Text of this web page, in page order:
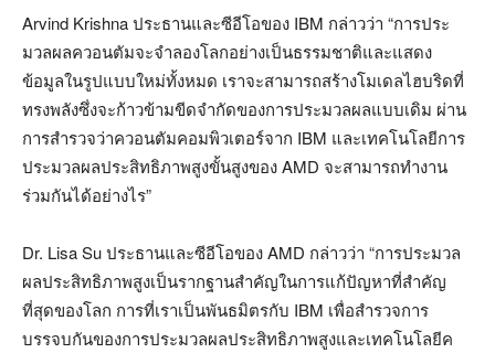
Arvind Krishna ประธานและซีอีโอของ IBM กล่าวว่า “การประ
มวลผลควอนตัมจะจำลองโลกอย่างเป็นธรรมชาติและแสดง
ข้อมูลในรูปแบบใหม่ทั้งหมด เราจะสามารถสร้างโมเดลไฮบริดที่
ทรงพลังซึ่งจะก้าวข้ามขีดจำกัดของการประมวลผลแบบเดิม ผ่าน
การสำรวจว่าควอนตัมคอมพิวเตอร์จาก IBM และเทคโนโลยีการ
ประมวลผลประสิทธิภาพสูงขั้นสูงของ AMD จะสามารถทำงาน
ร่วมกันได้อย่างไร”
Dr. Lisa Su ประธานและซีอีโอของ AMD กล่าวว่า “การประมวล
ผลประสิทธิภาพสูงเป็นรากฐานสำคัญในการแก้ปัญหาที่สำคัญ
ที่สุดของโลก การที่เราเป็นพันธมิตรกับ IBM เพื่อสำรวจการ
บรรจบกันของการประมวลผลประสิทธิภาพสูงและเทคโนโลยีค